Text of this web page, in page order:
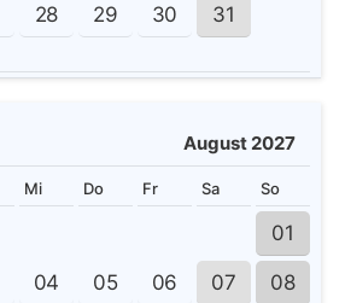
28 29 30 31
August 2027
Mi Do Fr Sa So
01
04 05 06 07 08